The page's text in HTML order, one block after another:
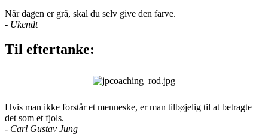
Når dagen er grå, skal du selv give den farve.
- Ukendt
Til eftertanke:
Hvis man ikke forstår et menneske, er man tilbøjelig til at betragte
det som et fjols.
- Carl Gustav Jung